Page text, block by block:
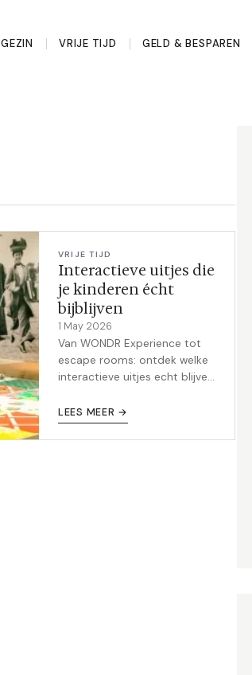
GEZIN VRIJE TIJD GELD & BESPAREN
VRIJE TIJD
Interactieve uitjes die
je kinderen écht
bijblijven
1 May 2026
Van WONDR Experience tot
escape rooms: ontdek welke
interactieve uitjes echt blijven
praktische tips en prijzen.
LEES MEER →